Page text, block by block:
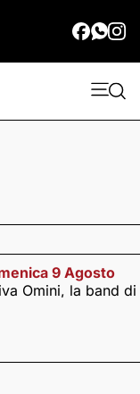
9 Agosto
Omini, la band